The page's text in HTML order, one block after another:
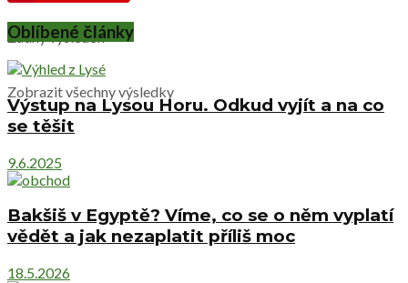
Žádný výsledek
Zobrazit všechny výsledky
Oblíbené články
Výstup na Lysou Horu. Odkud vyjít a na co
se těšit
9.6.2025
Bakšiš v Egyptě? Víme, co se o něm vyplatí
vědět a jak nezaplatit příliš moc
18.5.2026